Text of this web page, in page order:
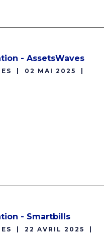
- AssetsWaves
02 MAI 2025
- Smartbills
22 AVRIL 2025